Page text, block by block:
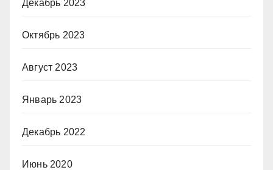
Декабрь 2023
Октябрь 2023
Август 2023
Январь 2023
Декабрь 2022
Июнь 2020